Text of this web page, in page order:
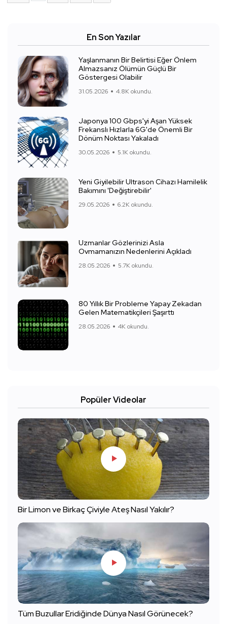
En Son Yazılar
Yaşlanmanın Bir Belirtisi Eğer Önlem
Almazsanız Ölümün Güçlü Bir
Göstergesi Olabilir
31.05.2026 4.8K okundu.
Japonya 100 Gbps'yi Aşan Yüksek
Frekanslı Hızlarla 6G'de Önemli Bir
Dönüm Noktası Yakaladı
30.05.2026 5.1K okundu.
Yeni Giyilebilir Ultrason Cihazı Hamilelik
Bakımını 'Değiştirebilir'
29.05.2026 6.2K okundu.
Uzmanlar Gözlerinizi Asla
Ovmamanızın Nedenlerini Açıkladı
28.05.2026 5.7K okundu.
80 Yıllık Bir Probleme Yapay Zekadan
Gelen Matematikçileri Şaşırttı
28.05.2026 4K okundu.
Popüler Videolar
Bir Limon ve Birkaç Çiviyle Ateş Nasıl Yakılır?
Tüm Buzullar Eridiğinde Dünya Nasıl Görünecek?